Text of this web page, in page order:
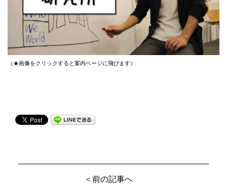
（★画像をクリックすると案内ページに飛びます）
＜前の記事へ